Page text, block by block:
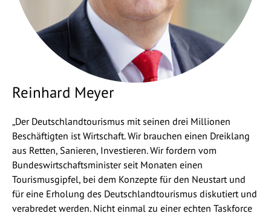
Reinhard Meyer
„Der Deutschlandtourismus mit seinen drei Millionen
Beschäftigten ist Wirtschaft. Wir brauchen einen Dreiklang
aus Retten, Sanieren, Investieren. Wir fordern vom
Bundeswirtschaftsminister seit Monaten einen
Tourismusgipfel, bei dem Konzepte für den Neustart und
für eine Erholung des Deutschlandtourismus diskutiert und
verabredet werden. Nicht einmal zu einer echten Taskforce